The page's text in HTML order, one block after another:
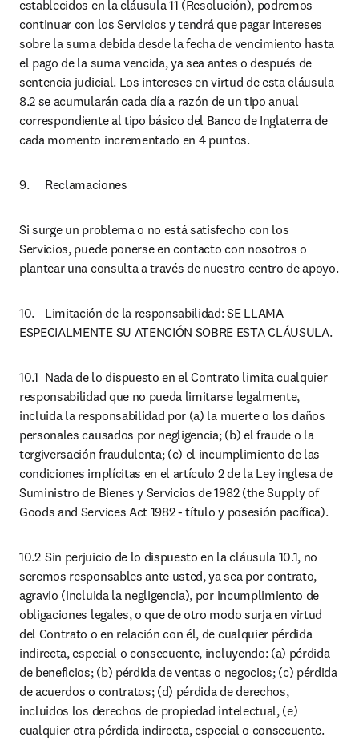
establecidos en la cláusula 11 (Resolución), podremos
continuar con los Servicios y tendrá que pagar intereses
sobre la suma debida desde la fecha de vencimiento hasta
el pago de la suma vencida, ya sea antes o después de
sentencia judicial. Los intereses en virtud de esta cláusula
8.2 se acumularán cada día a razón de un tipo anual
correspondiente al tipo básico del Banco de Inglaterra de
cada momento incrementado en 4 puntos.
9.	Reclamaciones
Si surge un problema o no está satisfecho con los
Servicios, puede ponerse en contacto con nosotros o
plantear una consulta a través de nuestro centro de apoyo.
10.	Limitación de la responsabilidad: SE LLAMA
ESPECIALMENTE SU ATENCIÓN SOBRE ESTA CLÁUSULA.
10.1	Nada de lo dispuesto en el Contrato limita cualquier
responsabilidad que no pueda limitarse legalmente,
incluida la responsabilidad por (a) la muerte o los daños
personales causados por negligencia; (b) el fraude o la
tergiversación fraudulenta; (c) el incumplimiento de las
condiciones implícitas en el artículo 2 de la Ley inglesa de
Suministro de Bienes y Servicios de 1982 (the Supply of
Goods and Services Act 1982 - título y posesión pacífica).
10.2	Sin perjuicio de lo dispuesto en la cláusula 10.1, no
seremos responsables ante usted, ya sea por contrato,
agravio (incluida la negligencia), por incumplimiento de
obligaciones legales, o que de otro modo surja en virtud
del Contrato o en relación con él, de cualquier pérdida
indirecta, especial o consecuente, incluyendo: (a) pérdida
de beneficios; (b) pérdida de ventas o negocios; (c) pérdida
de acuerdos o contratos; (d) pérdida de derechos,
incluidos los derechos de propiedad intelectual, (e)
cualquier otra pérdida indirecta, especial o consecuente.